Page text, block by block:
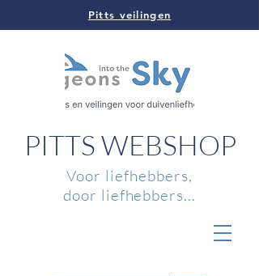
Pitts veilingen
PITTS WEBSHOP
Voor liefhebbers,
door liefhebbers...